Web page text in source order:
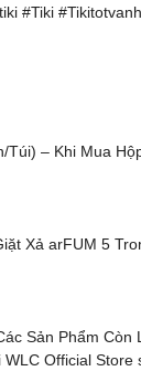
#Tiki
Túi) – Khi Mua
Xả arFUM 5
Sản Phẩm
Official